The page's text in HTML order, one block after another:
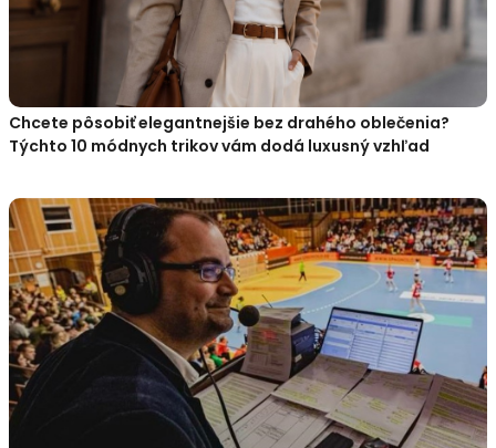
Chcete pôsobiť elegantnejšie bez drahého oblečenia?
Týchto 10 módnych trikov vám dodá luxusný vzhľad